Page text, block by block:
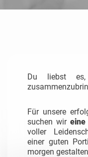
Du liebst es,
Für unsere
suchen wir
voller
einer guten
morgen